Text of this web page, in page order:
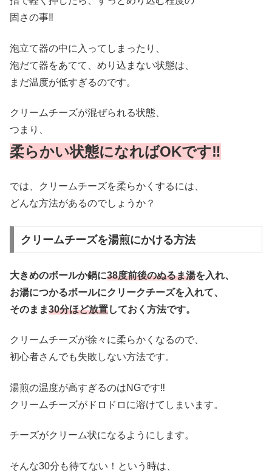
固さの事‼
泡立て器の中に入ってしまったり、
泡だて器をあてて、めり込まない状態は、
まだ温度が低すぎるのです。
クリームチーズが混ぜられる状態、
つまり、
柔らかい状態になればOKです‼
では、クリームチーズを柔らかくするには、
どんな方法があるのでしょうか？
クリームチーズを湯煎にかける方法
大きめのボールか鍋に38度前後のぬるま湯を入れ、
お湯につかるボールにクリークチーズを入れて、
そのまま30分ほど放置しておく方法です。
クリームチーズが徐々に柔らかくなるので、
初心者さんでも失敗しない方法です。
湯煎の温度が高すぎるのはNGです‼
クリームチーズがドロドロに溶けてしまいます。
チーズがクリーム状になるようにします。
そんな30分も待てない！という時は、